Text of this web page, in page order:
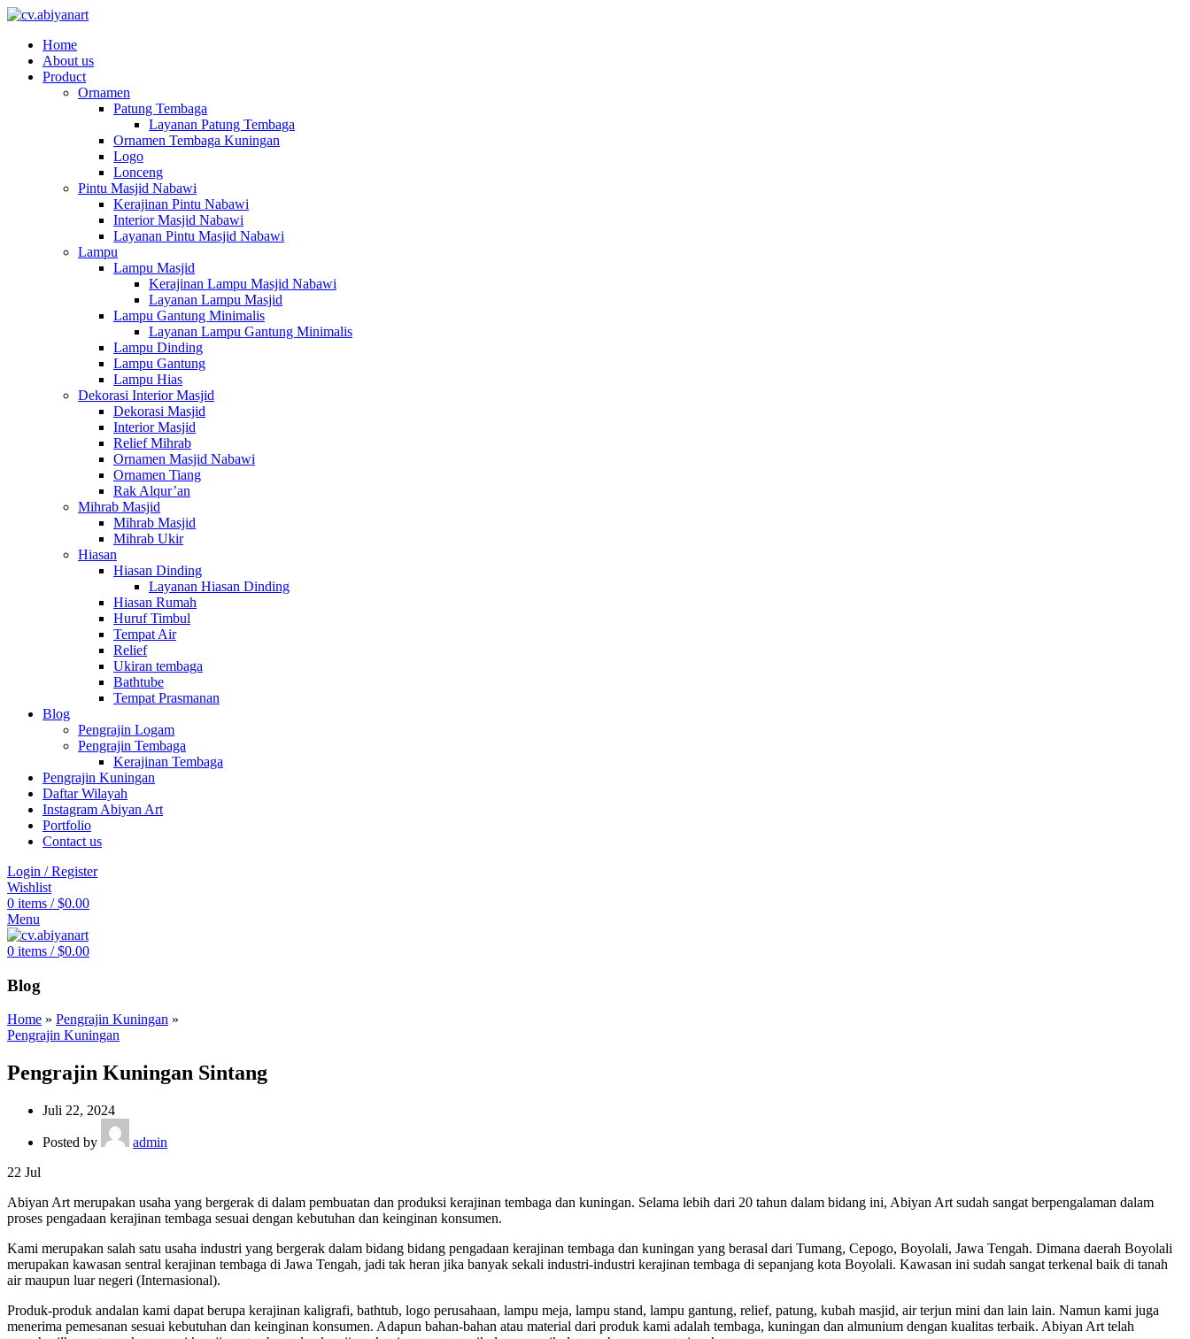
Home
About us
Product
Ornamen
Patung Tembaga
Layanan Patung Tembaga
Ornamen Tembaga Kuningan
Logo
Lonceng
Pintu Masjid Nabawi
Kerajinan Pintu Nabawi
Interior Masjid Nabawi
Layanan Pintu Masjid Nabawi
Lampu
Lampu Masjid
Kerajinan Lampu Masjid Nabawi
Layanan Lampu Masjid
Lampu Gantung Minimalis
Layanan Lampu Gantung Minimalis
Lampu Dinding
Lampu Gantung
Lampu Hias
Dekorasi Interior Masjid
Dekorasi Masjid
Interior Masjid
Relief Mihrab
Ornamen Masjid Nabawi
Ornamen Tiang
Rak Alqur’an
Mihrab Masjid
Mihrab Masjid
Mihrab Ukir
Hiasan
Hiasan Dinding
Layanan Hiasan Dinding
Hiasan Rumah
Huruf Timbul
Tempat Air
Relief
Ukiran tembaga
Bathtube
Tempat Prasmanan
Blog
Pengrajin Logam
Pengrajin Tembaga
Kerajinan Tembaga
Pengrajin Kuningan
Daftar Wilayah
Instagram Abiyan Art
Portfolio
Contact us
Login / Register
Wishlist
0 items / $0.00
Menu
0 items / $0.00
Blog
Home » Pengrajin Kuningan »
Pengrajin Kuningan
Pengrajin Kuningan Sintang
Juli 22, 2024
Posted by
admin
22 Jul
Abiyan Art merupakan usaha yang bergerak di dalam pembuatan dan produksi kerajinan tembaga dan kuningan. Selama lebih dari 20 tahun dalam bidang ini, Abiyan Art sudah sangat berpengalaman dalam
proses pengadaan kerajinan tembaga sesuai dengan kebutuhan dan keinginan konsumen.
Kami merupakan salah satu usaha industri yang bergerak dalam bidang bidang pengadaan kerajinan tembaga dan kuningan yang berasal dari Tumang, Cepogo, Boyolali, Jawa Tengah. Dimana daerah Boyolali
merupakan kawasan sentral kerajinan tembaga di Jawa Tengah, jadi tak heran jika banyak sekali industri-industri kerajinan tembaga di sepanjang kota Boyolali. Kawasan ini sudah sangat terkenal baik di tanah
air maupun luar negeri (Internasional).
Produk-produk andalan kami dapat berupa kerajinan kaligrafi, bathtub, logo perusahaan, lampu meja, lampu stand, lampu gantung, relief, patung, kubah masjid, air terjun mini dan lain lain. Namun kami juga
menerima pemesanan sesuai kebutuhan dan keinginan konsumen. Adapun bahan-bahan atau material dari produk kami adalah tembaga, kuningan dan almunium dengan kualitas terbaik. Abiyan Art telah